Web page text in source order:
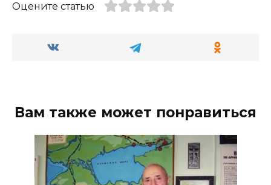
Оцените статью
Вам также может понравиться